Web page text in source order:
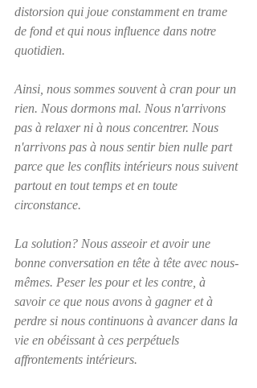
distorsion qui joue constamment en trame
de fond et qui nous influence dans notre
quotidien.
Ainsi, nous sommes souvent à cran pour un
rien. Nous dormons mal. Nous n'arrivons
pas à relaxer ni à nous concentrer. Nous
n'arrivons pas à nous sentir bien nulle part
parce que les conflits intérieurs nous suivent
partout en tout temps et en toute
circonstance.
La solution? Nous asseoir et avoir une
bonne conversation en tête à tête avec nous-
mêmes. Peser les pour et les contre, à
savoir ce que nous avons à gagner et à
perdre si nous continuons à avancer dans la
vie en obéissant à ces perpétuels
affrontements intérieurs.